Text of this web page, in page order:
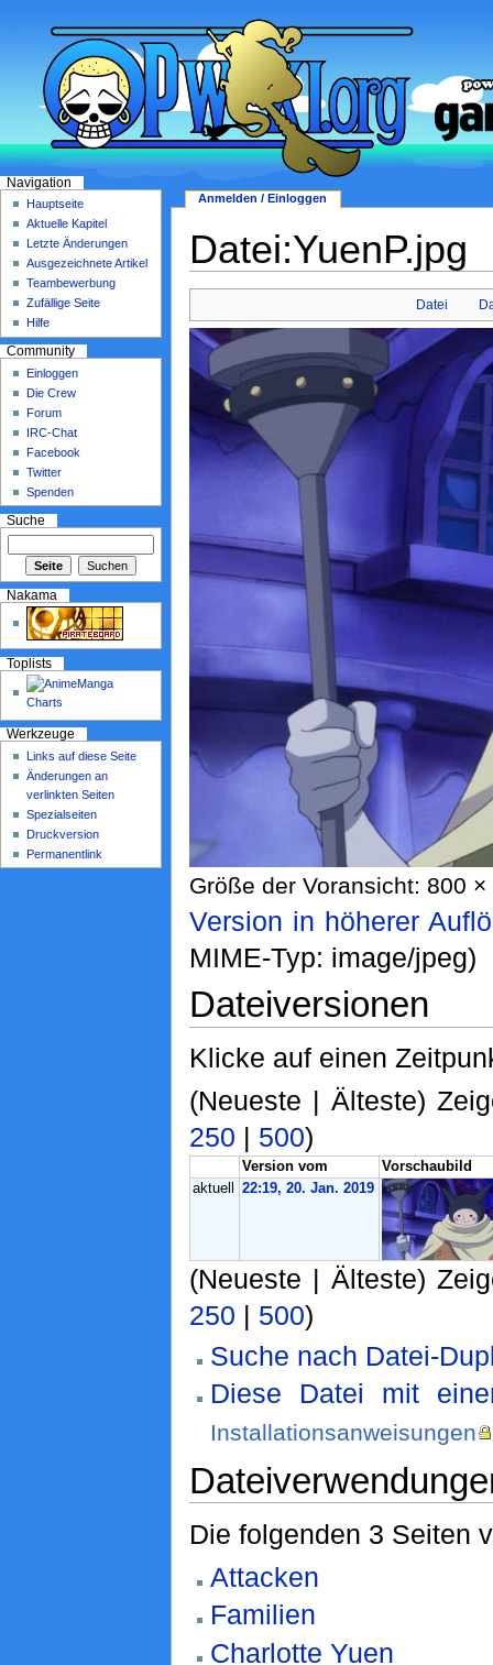
Datei:YuenP.jpg
Datei
Größe der Voransicht: 800
Version in höherer
MIME-Typ: image/jpeg)
Dateiversionen
Klicke auf einen
(Neueste | Älteste)
250 | 500)
Version vom
Vorschaubild
aktuell
22:19, 20. Jan. 2019
(Neueste | Älteste)
250 | 500)
Suche nach Datei-
Diese Datei mit
Installationsanweisungen
Die folgenden 3 Seiten
Attacken
Familien
Charlotte Yuen
Anmelden / Einloggen
Navigation
Hauptseite
Aktuelle Kapitel
Letzte Änderungen
Ausgezeichnete Artikel
Teambewerbung
Zufällige Seite
Hilfe
Community
Einloggen
Die Crew
Forum
IRC-Chat
Facebook
Twitter
Spenden
Suche
Nakama
Toplists
Werkzeuge
Links auf diese Seite
Änderungen an
verlinkten Seiten
Spezialseiten
Druckversion
Permanentlink